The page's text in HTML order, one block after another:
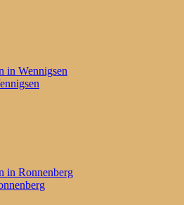
in Wennigsen
in Ronnenberg